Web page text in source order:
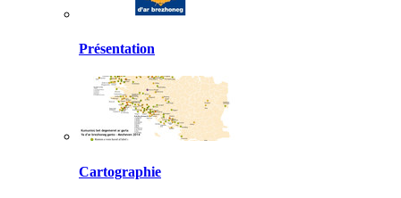
Présentation
Cartographie